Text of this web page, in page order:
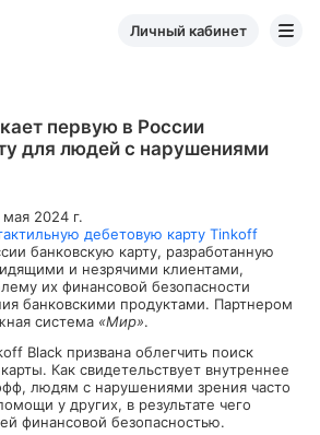
Личный кабинет
первую в России
для людей с нарушениями
2024 г.
дебетовую карту Tinkoff
банковскую карту, разработанную
и незрячими клиентами,
их финансовой безопасности
банковскими продуктами. Партнером
система «Мир».
Black призвана облегчить поиск
Как свидетельствует внутреннее
людям с нарушениями зрения часто
у других, в результате чего
финансовой безопасностью.